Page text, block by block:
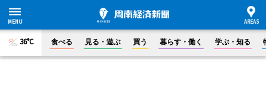
36°C 食べる 見る・遊ぶ 買う 暮らす・働く 学ぶ・知る